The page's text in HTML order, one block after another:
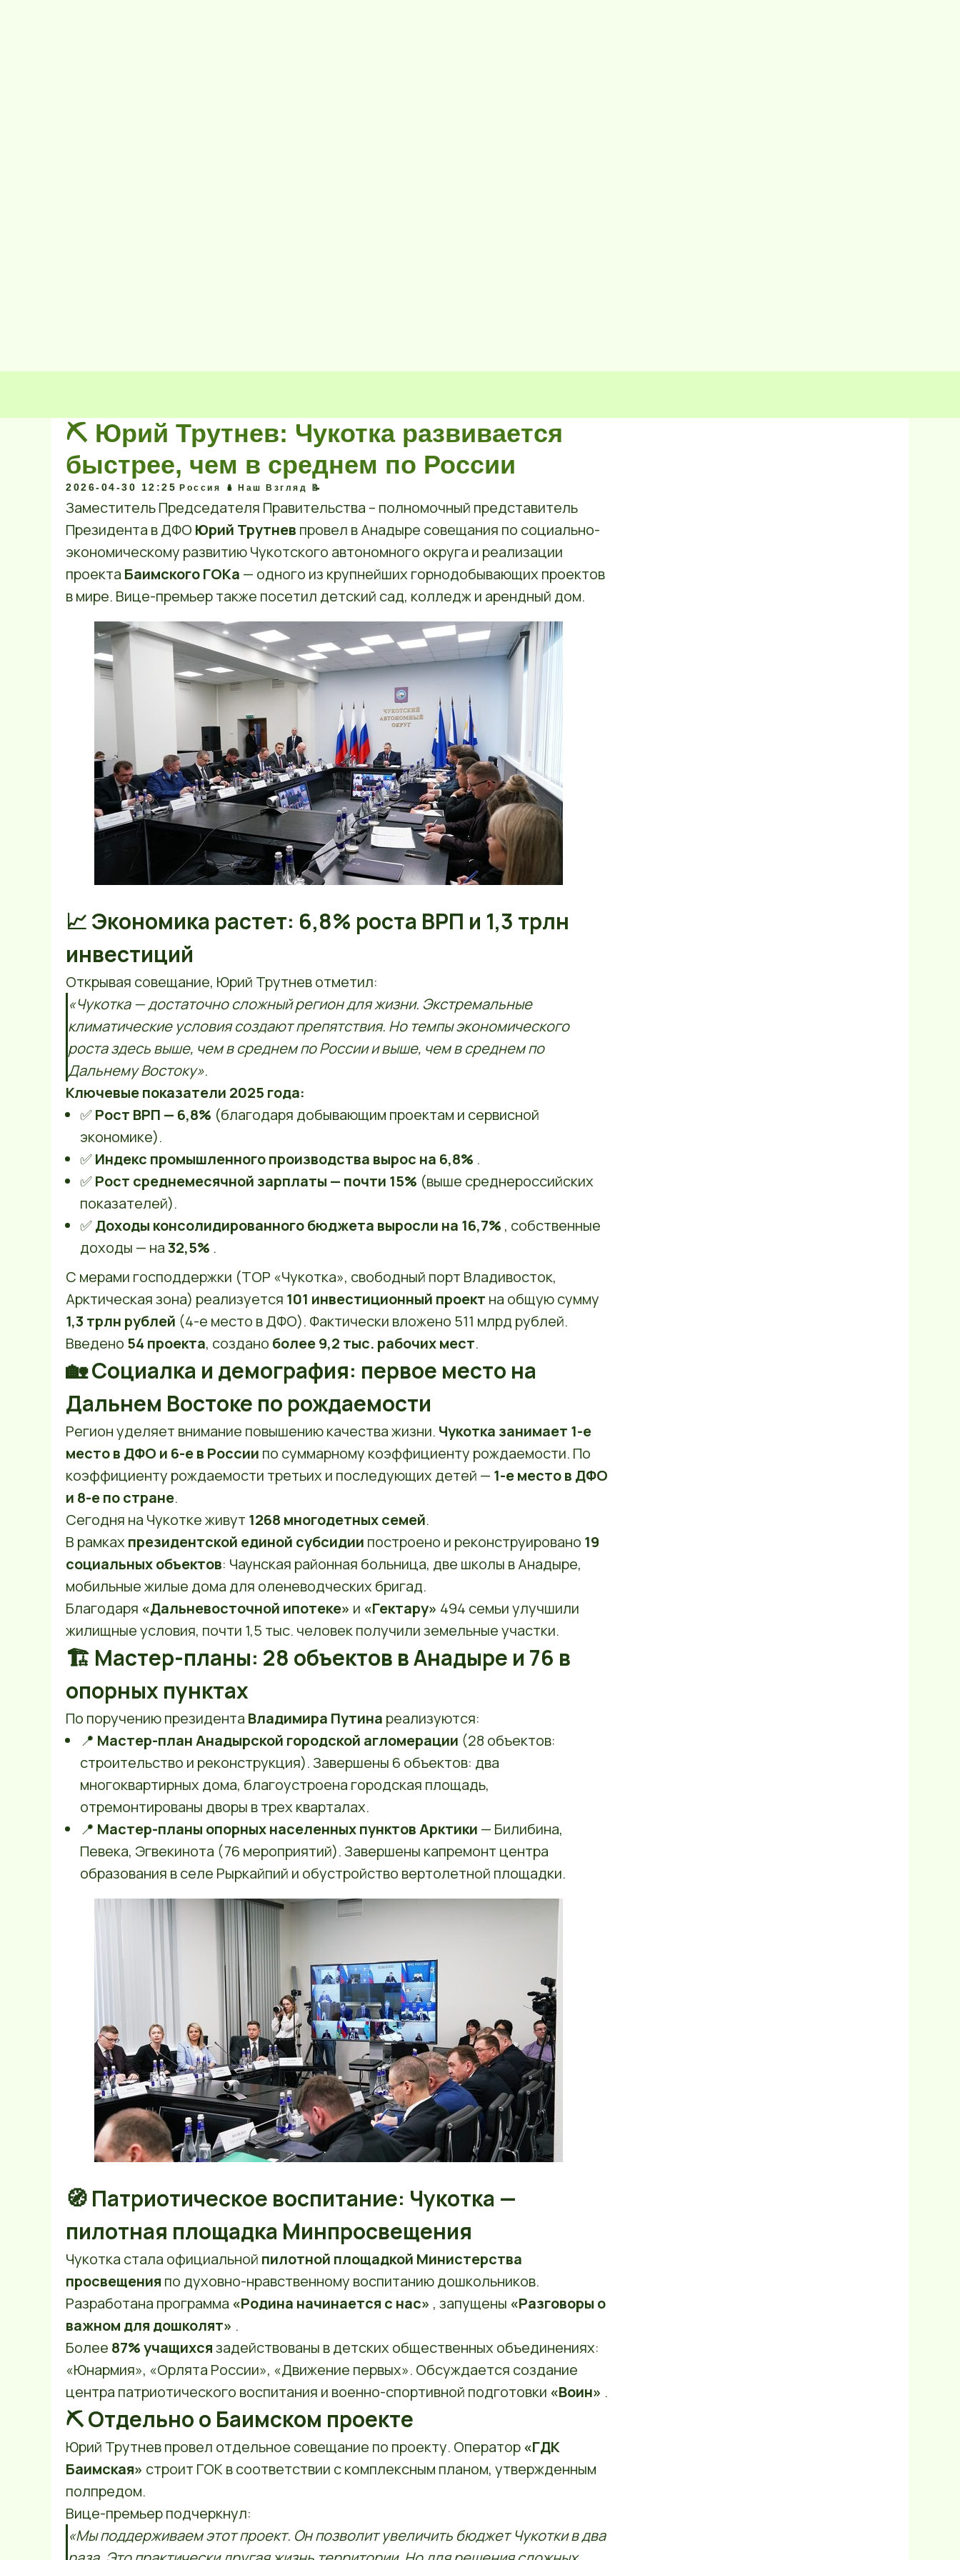
⛏ Юрий Трутнев: Чукотка развивается
быстрее, чем в среднем по России
2026-04-30 12:25 Россия 🪆 Наш Взгляд 📝
Заместитель Председателя Правительства – полномочный представитель
Президента в ДФО Юрий Трутнев провел в Анадыре совещания по социально-
экономическому развитию Чукотского автономного округа и реализации
проекта Баимского ГОКа — одного из крупнейших горнодобывающих проектов
в мире. Вице-премьер также посетил детский сад, колледж и арендный дом.
📈 Экономика растет: 6,8% роста ВРП и 1,3 трлн
инвестиций
Открывая совещание, Юрий Трутнев отметил:
«Чукотка — достаточно сложный регион для жизни. Экстремальные
климатические условия создают препятствия. Но темпы экономического
роста здесь выше, чем в среднем по России и выше, чем в среднем по
Дальнему Востоку».
Ключевые показатели 2025 года:
✅Рост ВРП — 6,8% (благодаря добывающим проектам и сервисной
экономике).
✅Индекс промышленного производства вырос на 6,8% .
✅Рост среднемесячной зарплаты — почти 15% (выше среднероссийских
показателей).
✅Доходы консолидированного бюджета выросли на 16,7% , собственные
доходы — на32,5% .
С мерами господдержки (ТОР «Чукотка», свободный порт Владивосток,
Арктическая зона) реализуется 101 инвестиционный проект на общую сумму
1,3 трлн рублей (4-е место в ДФО). Фактически вложено 511 млрд рублей.
Введено 54 проекта, создано более 9,2 тыс. рабочих мест.
🏡 Социалка и демография: первое место на
Дальнем Востоке по рождаемости
Регион уделяет внимание повышению качества жизни. Чукотка занимает 1-е
место в ДФО и 6-е в России по суммарному коэффициенту рождаемости. По
коэффициенту рождаемости третьих и последующих детей — 1-е место в ДФО
и 8-е по стране.
Сегодня на Чукотке живут 1268 многодетных семей.
В рамках президентской единой субсидии построено и реконструировано 19
социальных объектов: Чаунская районная больница, две школы в Анадыре,
мобильные жилые дома для оленеводческих бригад.
Благодаря «Дальневосточной ипотеке» и «Гектару» 494 семьи улучшили
жилищные условия, почти 1,5 тыс. человек получили земельные участки.
🏗 Мастер-планы: 28 объектов в Анадыре и 76 в
опорных пунктах
По поручению президента Владимира Путина реализуются:
📍 Мастер-план Анадырской городской агломерации (28 объектов:
строительство и реконструкция). Завершены 6 объектов: два
многоквартирных дома, благоустроена городская площадь,
отремонтированы дворы в трех кварталах.
📍 Мастер-планы опорных населенных пунктов Арктики — Билибина,
Певека, Эгвекинота (76 мероприятий). Завершены капремонт центра
образования в селе Рыркайпий и обустройство вертолетной площадки.
🧭 Патриотическое воспитание: Чукотка —
пилотная площадка Минпросвещения
Чукотка стала официальной пилотной площадкой Министерства
просвещения по духовно-нравственному воспитанию дошкольников.
Разработана программа «Родина начинается с нас» , запущены «Разговоры о
важном для дошколят» .
Более 87% учащихсязадействованы в детских общественных объединениях:
«Юнармия», «Орлята России», «Движение первых». Обсуждается создание
центра патриотического воспитания и военно-спортивной подготовки «Воин» .
⛏ Отдельно о Баимском проекте
Юрий Трутнев провел отдельное совещание по проекту. Оператор«ГДК
Баимская» строит ГОК в соответствии с комплексным планом, утвержденным
полпредом.
Вице-премьер подчеркнул:
«Мы поддерживаем этот проект. Он позволит увеличить бюджет Чукотки в два